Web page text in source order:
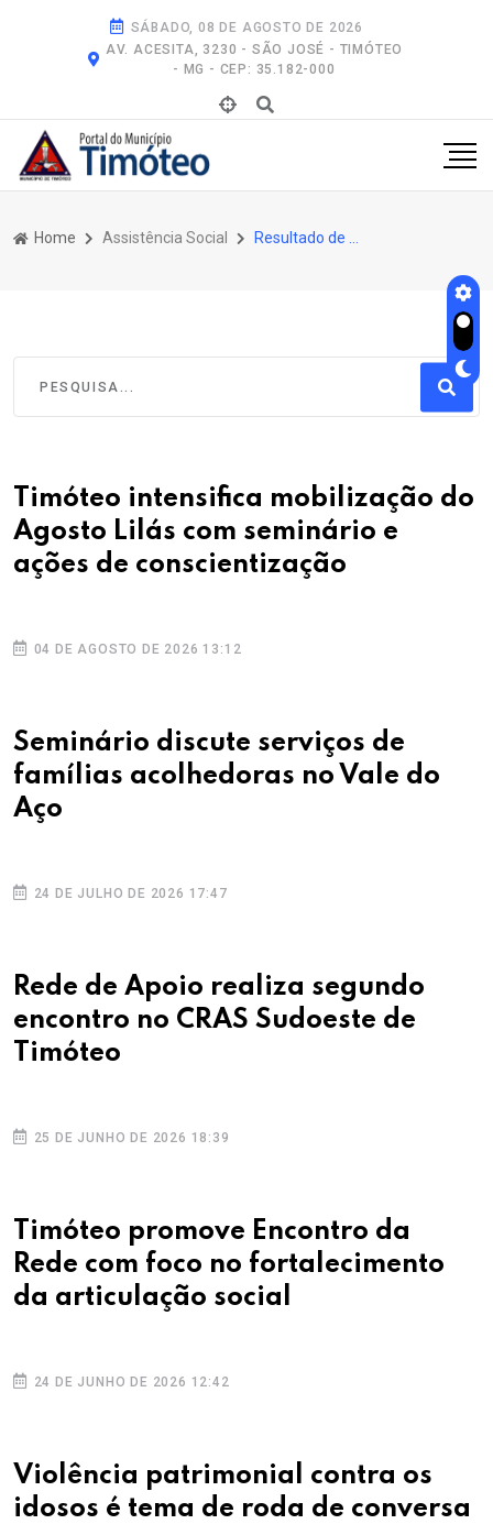
SÁBADO, 08 DE AGOSTO DE 2026
AV. ACESITA, 3230 - SÃO JOSÉ - TIMÓTEO
- MG - CEP: 35.182-000
Home Assistência Social
Timóteo intensifica mobilização do
Agosto Lilás com seminário e
ações de conscientização
04 DE AGOSTO DE 2026 13:12
Seminário discute serviços de
famílias acolhedoras no Vale do
Aço
24 DE JULHO DE 2026 17:47
Rede de Apoio realiza segundo
encontro no CRAS Sudoeste de
Timóteo
25 DE JUNHO DE 2026 18:39
Timóteo promove Encontro da
Rede com foco no fortalecimento
da articulação social
24 DE JUNHO DE 2026 12:42
Violência patrimonial contra os
idosos é tema de roda de conversa